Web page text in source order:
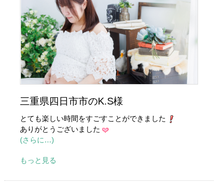
三重県四日市市のK.S様
とても楽しい時間をすごすことができました
ありがとうございました
(さらに…)
もっと見る